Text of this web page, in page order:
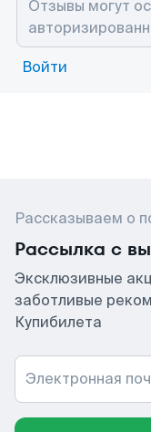
Войти
Рассказываем о
Рассылка с
Эксклюзивные
заботливые
Купибилета
Электронная